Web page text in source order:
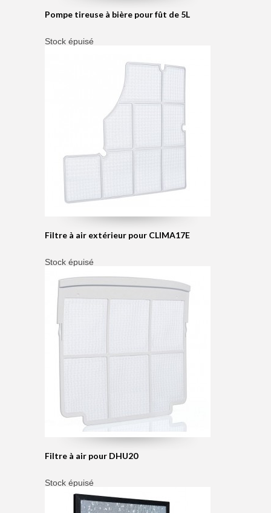
Pompe tireuse à bière pour fût de 5L
Stock épuisé
Filtre à air extérieur pour CLIMA17E
Stock épuisé
Filtre à air pour DHU20
Stock épuisé